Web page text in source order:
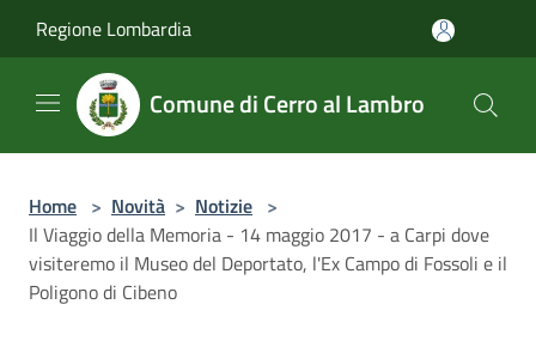
Regione Lombardia
Comune di Cerro al Lambro
Home > Novità > Notizie >
Il Viaggio della Memoria - 14 maggio 2017 - a Carpi dove
visiteremo il Museo del Deportato, l'Ex Campo di Fossoli e il
Poligono di Cibeno